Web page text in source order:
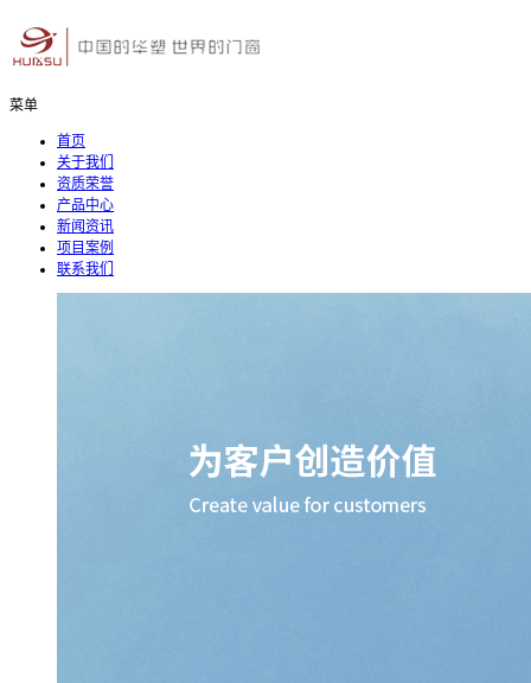
菜单
首页
关于我们
资质荣誉
产品中心
新闻资讯
项目案例
联系我们